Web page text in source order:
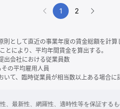
1 2
則として直近の事業年度の賃金総額を計
とにより、平均年間賃金を算出する。
出会社における従業員数
の平均雇用人員
て、臨時従業員が相当数以上ある場合に
、最新性、網羅性、適時性等を保証する